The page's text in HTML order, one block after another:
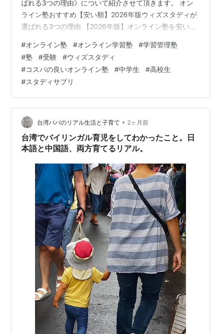
ばれる3つの理由》について紹介させて頂きます。 オン
ライン塾おすすめ【安い順】2026年版ウィズスタディが
選ばれる3つの理由 【2026年版】オンライン塾を安い順
🥈 ウィズスタディ（超ライトプラン） 🥉 進研ゼミ（高
校講座） オンライン家庭教師マナリンク 学習塾STRUX
「安いだけ」で選ぶと失敗する理由 最安値のスタディサ
プリが「全員におすすめ」ではない理由 ◎ 向いている子
△ 向いていない子 年間トータルコストで見ると順位が
変…
#オンライン塾 #オンライン学習塾 #学習管理塾
#塾 #受験 #ウィズスタディ
#コスパの良いオンライン塾 #中学生 #高校生
#スタディサプリ
台湾パパのリアル生活と子育て • 2ヶ月前
台湾でバイリンガル育児をしてわかったこと。日
本語と中国語、両方育てるリアル。